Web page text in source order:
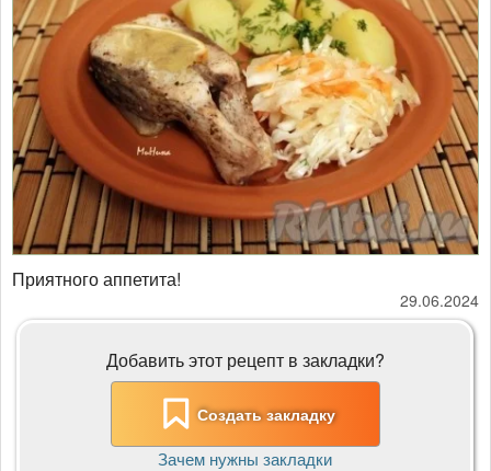
Приятного аппетита!
29.06.2024
Добавить этот рецепт в закладки?
Создать закладку
Зачем нужны закладки